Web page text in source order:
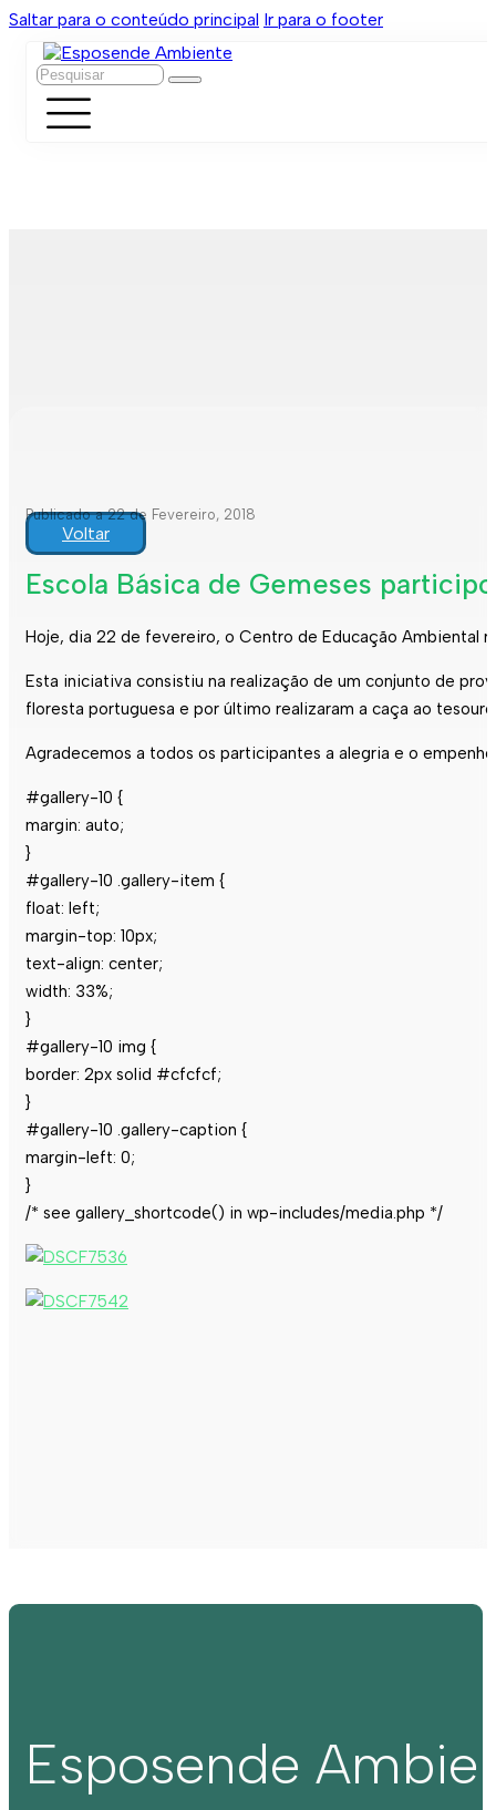
Saltar para o conteúdo principal Ir para o footer
Pesquisar
Publicado a 22 de Fevereiro, 2018
Voltar
Escola Básica de Gemeses
Hoje, dia 22 de fevereiro, o Centro de Educação Ambiental
Esta iniciativa consistiu na realização de um conjunto de
floresta portuguesa e por último realizaram a caça ao
Agradecemos a todos os participantes a alegria e o
#gallery-10 {
margin: auto;
}
#gallery-10 .gallery-item {
float: left;
margin-top: 10px;
text-align: center;
width: 33%;
}
#gallery-10 img {
border: 2px solid #cfcfcf;
}
#gallery-10 .gallery-caption {
margin-left: 0;
}
/* see gallery_shortcode() in wp-includes/media.php */
Esposende